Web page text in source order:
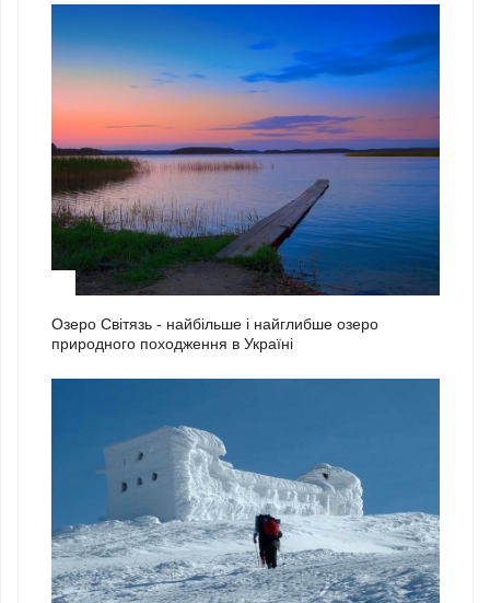
Озеро Світязь - найбільше і найглибше озеро
природного походження в Україні